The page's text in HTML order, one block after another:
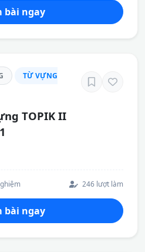
bài ngay
TỪ VỰNG
TOPIK II
246 lượt làm
bài ngay